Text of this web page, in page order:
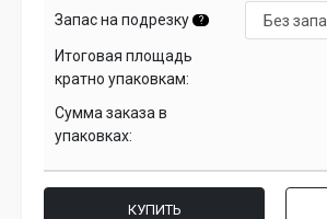
Запас на подрезку ?
Итоговая площадь
кратно упаковкам:
Сумма заказа в
упаковках:
КУПИТЬ